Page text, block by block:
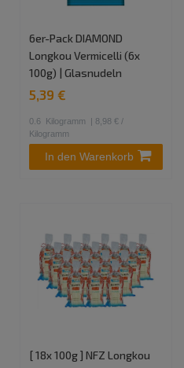
6er-Pack DIAMOND
Longkou Vermicelli (6x
100g) | Glasnudeln
5,39 €
0.6 Kilogramm
| 8,98 € /
Kilogramm
In den Warenkorb
[ 18x 100g ] NFZ Longkou